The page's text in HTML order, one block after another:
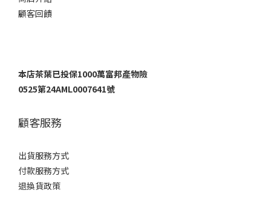
顧客回饋
本店茶葉已投保1000萬富邦產物險
0525第24AML0007641號
顧客服務
出貨服務方式
付款服務方式
退換貨政策